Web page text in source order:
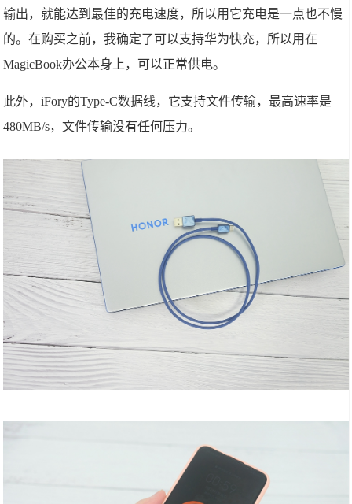
输出，就能达到最佳的充电速度，所以用它充电是一点也不慢
的。在购买之前，我确定了可以支持华为快充，所以用在
MagicBook办公本身上，可以正常供电。
此外，iFory的Type-C数据线，它支持文件传输，最高速率是
480MB/s，文件传输没有任何压力。